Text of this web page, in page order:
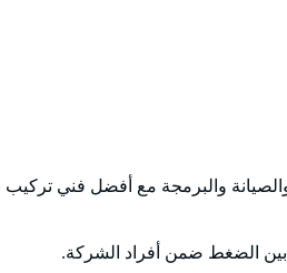
والبرمجة مع أفضل فني تركيب
بين الضغط ضمن أفراد الشركة.